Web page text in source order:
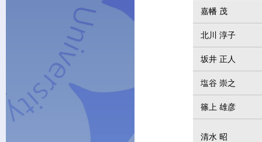
嘉幡 茂
北川 淳子
坂井 正人
塩谷 崇之
篠上 雄彦
清水 昭